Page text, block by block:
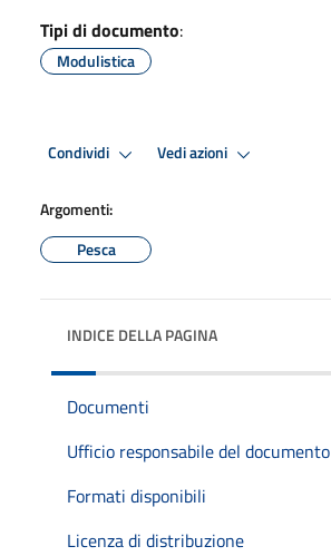
Tipi di documento:
Modulistica
Condividi Vedi azioni
Argomenti:
Pesca
INDICE DELLA PAGINA
Documenti
Ufficio responsabile del documento
Formati disponibili
Licenza di distribuzione